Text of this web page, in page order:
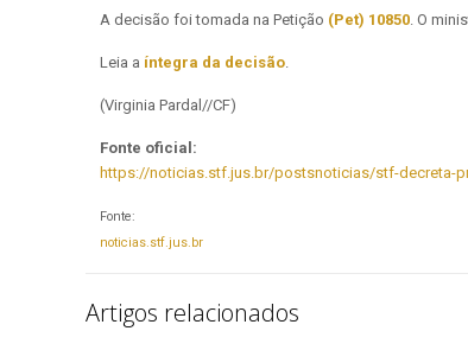
A decisão foi tomada na Petição (Pet) 10850. O
Leia a íntegra da decisão.
(Virginia Pardal//CF)
Fonte oficial:
https://noticias.stf.jus.br/postsnoticias/stf-decreta-
Fonte:
noticias.stf.jus.br
Artigos relacionados